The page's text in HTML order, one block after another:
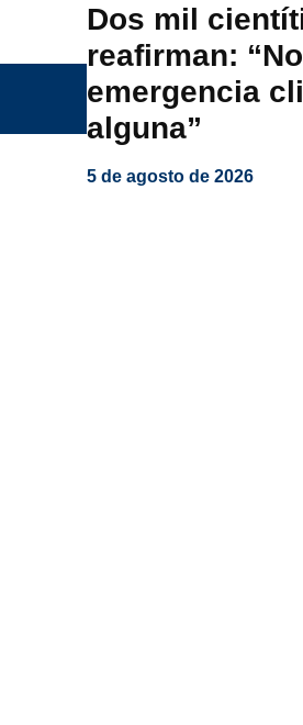
Dos mil
reafirman:
emergencia
alguna”
5 de agosto de 2026